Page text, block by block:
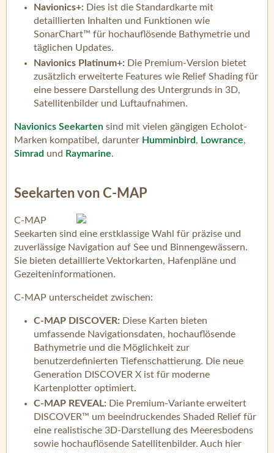
Navionics+: Dies ist die Standardkarte mit
detaillierten Inhalten und Funktionen wie
SonarChart™ für hochauflösende Bathymetrie und
täglichen Updates.
Navionics Platinum+: Die Premium-Version bietet
zusätzlich erweiterte Features wie Relief Shading für
eine bessere Darstellung des Untergrunds in 3D,
Satellitenbilder und Luftaufnahmen.
Navionics Seekarten sind mit vielen gängigen Echolot-
Marken kompatibel, darunter Humminbird, Lowrance,
Simrad und Raymarine.
Seekarten von C-MAP
C-MAP
Seekarten sind eine erstklassige Wahl für präzise und
zuverlässige Navigation auf See und Binnengewässern.
Sie bieten detaillierte Vektorkarten, Hafenpläne und
Gezeiteninformationen.
C-MAP unterscheidet zwischen:
C-MAP DISCOVER: Diese Karten bieten
umfassende Navigationsdaten, hochauflösende
Bathymetrie und die Möglichkeit zur
benutzerdefinierten Tiefenschattierung. Die neue
Generation DISCOVER X ist für moderne
Kartenplotter optimiert.
C-MAP REVEAL: Die Premium-Variante erweitert
DISCOVER™ um beeindruckendes Shaded Relief für
eine realistische 3D-Darstellung des Meeresbodens
sowie hochauflösende Satellitenbilder. Auch hier